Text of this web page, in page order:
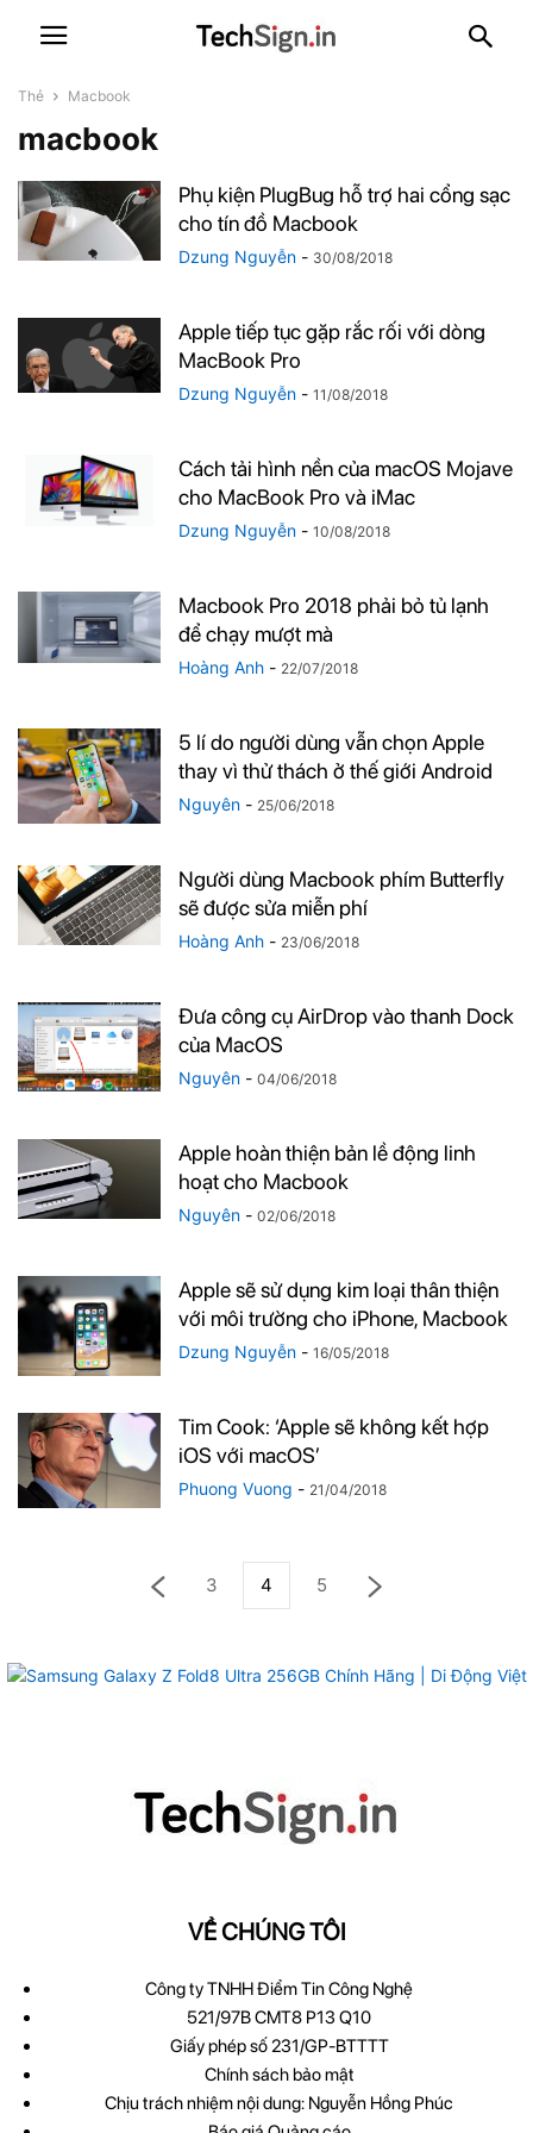
Thẻ Macbook
macbook
Phụ kiện PlugBug hỗ trợ hai cổng sạc
cho tín đồ Macbook
Dzung Nguyễn - 30/08/2018
Apple tiếp tục gặp rắc rối với dòng
MacBook Pro
Dzung Nguyễn - 11/08/2018
Cách tải hình nền của macOS Mojave
cho MacBook Pro và iMac
Dzung Nguyễn - 10/08/2018
Macbook Pro 2018 phải bỏ tủ lạnh
để chạy mượt mà
Hoàng Anh - 22/07/2018
5 lí do người dùng vẫn chọn Apple
thay vì thử thách ở thế giới Android
Nguyên - 25/06/2018
Người dùng Macbook phím Butterfly
sẽ được sửa miễn phí
Hoàng Anh - 23/06/2018
Đưa công cụ AirDrop vào thanh Dock
của MacOS
Nguyên - 04/06/2018
Apple hoàn thiện bản lề động linh
hoạt cho Macbook
Nguyên - 02/06/2018
Apple sẽ sử dụng kim loại thân thiện
với môi trường cho iPhone, Macbook
Dzung Nguyễn - 16/05/2018
Tim Cook: ‘Apple sẽ không kết hợp
iOS với macOS’
Phuong Vuong - 21/04/2018
3 4 5
VỀ CHÚNG TÔI
Công ty TNHH Điểm Tin Công Nghệ
521/97B CMT8 P13 Q10
Giấy phép số 231/GP-BTTTT
Chính sách bảo mật
Chịu trách nhiệm nội dung: Nguyễn Hồng Phúc